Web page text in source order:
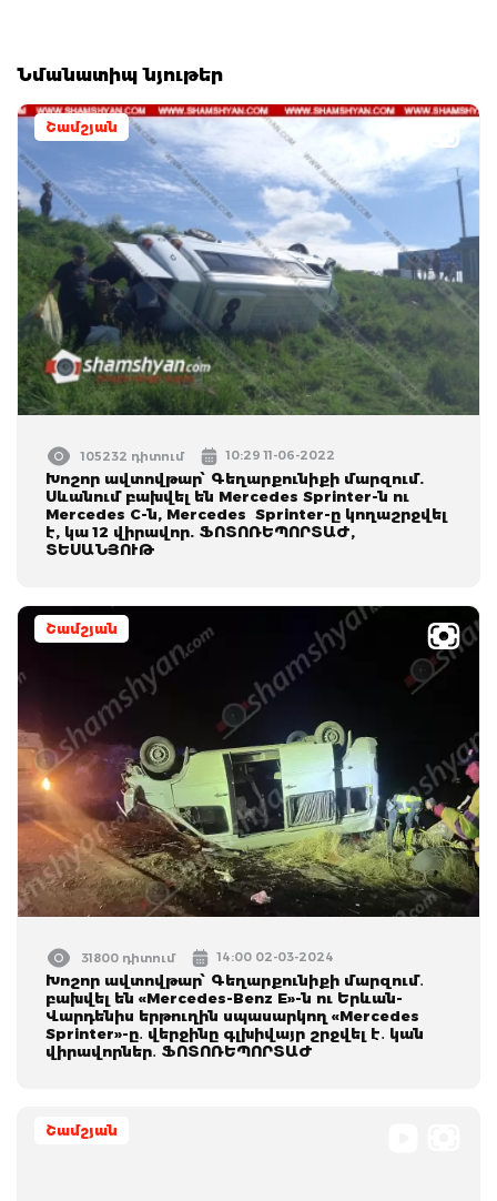
Նմանատիպ նյութեր
Շամշյան
105232 դիտում 10:29 11-06-2022
Խոշոր ավտովթար՝ Գեղարքունիքի մարզում.
Սևանում բախվել են Mercedes Sprinter-ն ու
Mercedes C-ն, Mercedes Sprinter-ը կողաշրջվել
է, կա 12 վիրավոր. ՖՈՏՈՌԵՊՈՐՏԱԺ,
ՏԵՍԱՆՅՈՒԹ
Շամշյան
31800 դիտում 14:00 02-03-2024
Խոշոր ավտովթար՝ Գեղարքունիքի մարզում․
բախվել են «Mercedes-Benz E»-ն ու Երևան-
Վարդենիս երթուղին սպասարկող «Mercedes
Sprinter»-ը․ վերջինը գլխիվայր շրջվել է․ կան
վիրավորներ․ ՖՈՏՈՌԵՊՈՐՏԱԺ
Շամշյան